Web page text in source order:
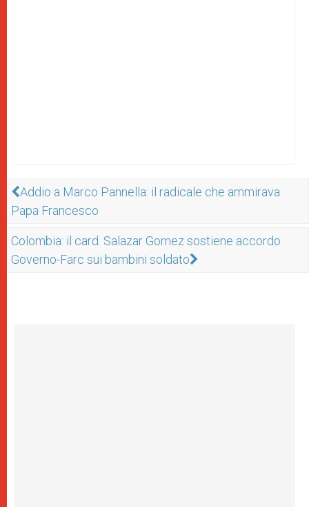
Addio a Marco Pannella: il radicale che ammirava
Papa Francesco
Colombia: il card. Salazar Gomez sostiene accordo
Governo-Farc sui bambini soldato